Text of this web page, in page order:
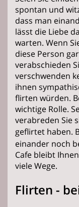
spontan und
dass man
lässt die Liebe
warten. Wenn
diese Person
verabschieden
verschwenden
ihnen
flirten würden.
wichtige Rolle.
verabreden Sie
geflirtet haben.
einander noch
Cafe bleibt
viele Wege.
Flirten -